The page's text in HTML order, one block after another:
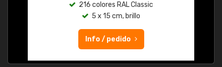
216 colores RAL Classic
5 x 15 cm, brillo
Info / pedido